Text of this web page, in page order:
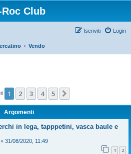
Roc Club
Login
Iscriviti
Vendo
1 2 3 4 5
Argomenti
in lega, tapppetini, vasca baule e
« 31/08/2020, 11:49
1 2